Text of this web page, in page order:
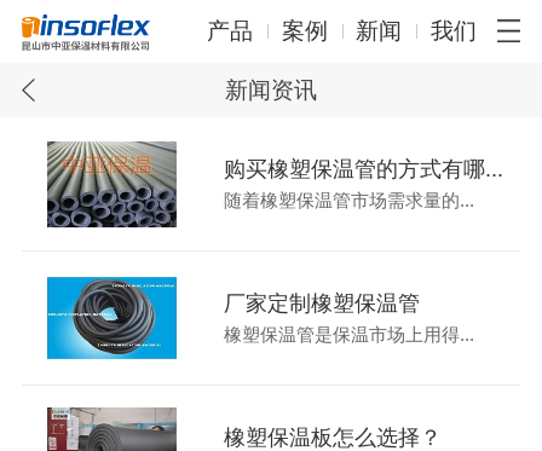
产品 案例 新闻 我们
新闻资讯
购买橡塑保温管的方式有哪...
随着橡塑保温管市场需求量的...
厂家定制橡塑保温管
橡塑保温管是保温市场上用得...
橡塑保温板怎么选择？